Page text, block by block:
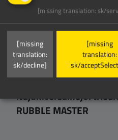
[missing
Najuniverzálnejší
RUBBLE MASTER
[missing translation: sk/
[missing
translation:
sk/decline]
[missing
translation:
sk/